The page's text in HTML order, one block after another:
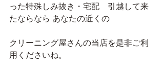
った特殊しみ抜き・宅配　引越して来
たならなら あなたの近くの
クリーニング屋さんの当店を是非ご利
用くださいね。